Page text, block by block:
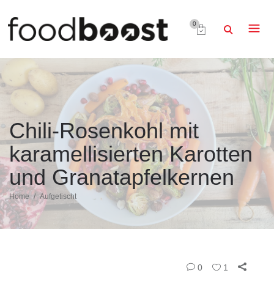
0
Chili-Rosenkohl mit
karamellisierten Karotten
und Granatapfelkernen
Home Aufgetischt
0 1